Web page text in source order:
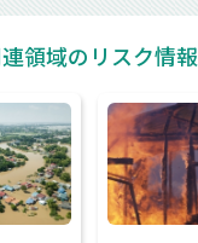
領域のリスク情報